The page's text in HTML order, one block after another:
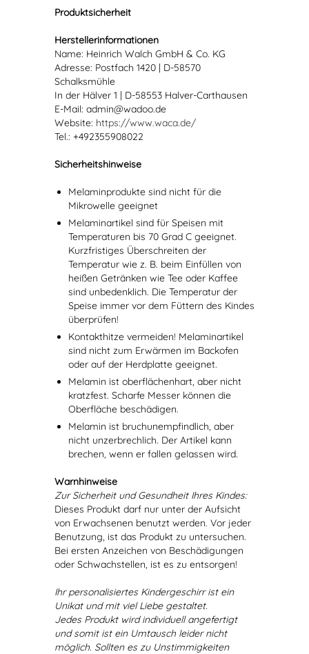
Produktsicherheit
Herstellerinformationen
Name: Heinrich Walch GmbH & Co. KG
Adresse: Postfach 1420 | D-58570
Schalksmühle
In der Hälver 1 | D-58553 Halver-Carthausen
E-Mail: admin@wadoo.de
Website: https://www.waca.de/
Tel.: +492355908022
Sicherheitshinweise
Melaminprodukte sind nicht für die
Mikrowelle geeignet
Melaminartikel sind für Speisen mit
Temperaturen bis 70 Grad C geeignet.
Kurzfristiges Überschreiten der
Temperatur wie z. B. beim Einfüllen von
heißen Getränken wie Tee oder Kaffee
sind unbedenklich. Die Temperatur der
Speise immer vor dem Füttern des Kindes
überprüfen!
Kontakthitze vermeiden! Melaminartikel
sind nicht zum Erwärmen im Backofen
oder auf der Herdplatte geeignet.
Melamin ist oberflächenhart, aber nicht
kratzfest. Scharfe Messer können die
Oberfläche beschädigen.
Melamin ist bruchunempfindlich, aber
nicht unzerbrechlich. Der Artikel kann
brechen, wenn er fallen gelassen wird.
Warnhinweise
Zur Sicherheit und Gesundheit Ihres Kindes:
Dieses Produkt darf nur unter der Aufsicht
von Erwachsenen benutzt werden. Vor jeder
Benutzung, ist das Produkt zu untersuchen.
Bei ersten Anzeichen von Beschädigungen
oder Schwachstellen, ist es zu entsorgen!
Ihr personalisiertes Kindergeschirr ist ein
Unikat und mit viel Liebe gestaltet.
Jedes Produkt wird individuell angefertigt
und somit ist ein Umtausch leider nicht
möglich. Sollten es zu Unstimmigkeiten